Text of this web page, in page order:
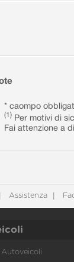
* caompo
(1) Per motivi di
Fai attenzione a
Assistenza
Autoveicoli